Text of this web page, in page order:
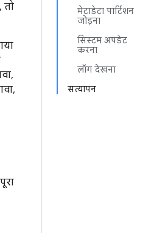
मेटाडेटा पार्टिशन
जोड़ना
सिस्टम अपडेट
करना
लॉग देखना
सत्यापन
तो